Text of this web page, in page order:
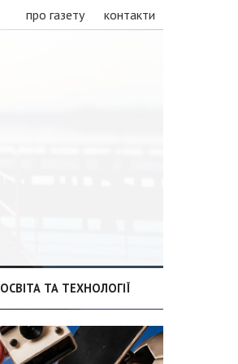
про газету контакти
ОСВІТА ТА ТЕХНОЛОГІЇ